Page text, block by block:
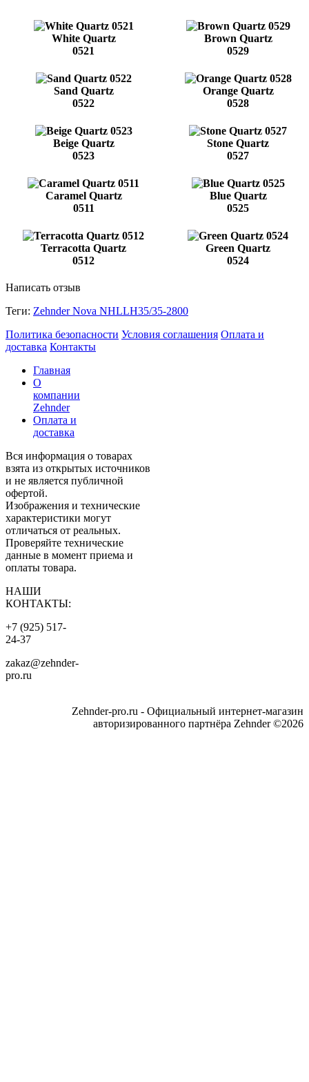
White Quartz
0521
Brown Quartz
0529
Sand Quartz
0522
Orange Quartz
0528
Beige Quartz
0523
Stone Quartz
0527
Caramel Quartz
0511
Blue Quartz
0525
Terracotta Quartz
0512
Green Quartz
0524
Написать отзыв
Теги: Zehnder Nova NHLLH35/35-2800
Политика безопасности Условия соглашения Оплата и
доставка Контакты
Главная
О
компании
Zehnder
Оплата и
доставка
Вся информация о товарах
взята из открытых источников
и не является публичной
офертой.
Изображения и технические
характеристики могут
отличаться от реальных.
Проверяйте технические
данные в момент приема и
оплаты товара.
НАШИ
КОНТАКТЫ:
+7 (925) 517-
24-37
zakaz@zehnder-
pro.ru
Zehnder-pro.ru - Официальный интернет-магазин
авторизированного партнёра Zehnder ©2026